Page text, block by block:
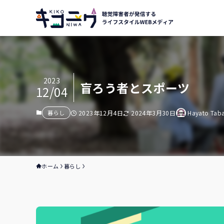
盲ろう者とスポーツ
2023
12/04
暮らし 2023年12月4日 2024年3月30日 Hayato
ホーム 暮らし